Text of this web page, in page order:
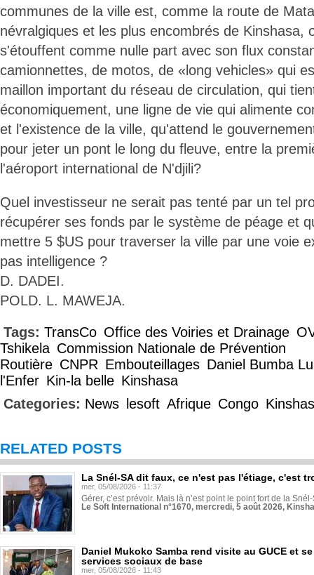
communes de la ville est, comme la route de
névralgiques et les plus encombrés de Kinshasa,
s'étouffent comme nulle part avec son flux
camionnettes, de motos, de «long vehicles» qui
maillon important du réseau de circulation, qui
économiquement, une ligne de vie qui alimente
et l'existence de la ville, qu'attend le
pour jeter un pont le long du fleuve, entre la
l'aéroport international de N'djili?
Quel investisseur ne serait pas tenté par un tel
récupérer ses fonds par le système de péage et
mettre 5 $US pour traverser la ville par une voie
pas intelligence ?
D. DADEI.
POLD. L. MAWEJA.
Tags: TransCo Office des Voiries et Drainage
Tshikela Commission Nationale de Prévention
Routière CNPR Embouteillages Daniel Bumba
l'Enfer Kin-la belle Kinshasa
Categories: News lesoft Afrique Congo
RELATED POSTS
La Snél-SA dit faux, ce n'est pas l'étiage, c'est
mer, 05/08/2026 - 11:37
Gérer, c’est prévoir. Mais là n’est point le point fort de la
Le Soft International n°1670, mercredi, 5 août 2026,
Daniel Mukoko Samba rend visite au GUCE et
services sociaux de base
mer, 05/08/2026 - 11:43